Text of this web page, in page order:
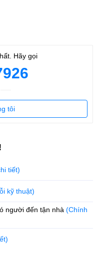
Hãy gọi
tôi
tiết)
kỹ thuật)
người đến tận nhà (Chính